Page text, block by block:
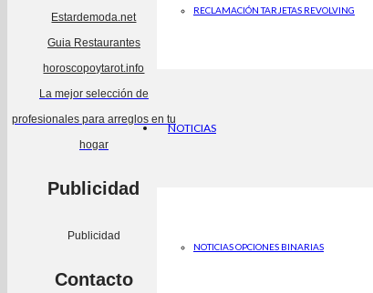
RECLAMACIÓN TARJETAS REVOLVING
NOTICIAS
NOTICIAS OPCIONES BINARIAS
Estardemoda.net
Guia Restaurantes
horoscopoytarot.info
La mejor selección de
profesionales para arreglos en tu
hogar
Publicidad
Publicidad
Contacto